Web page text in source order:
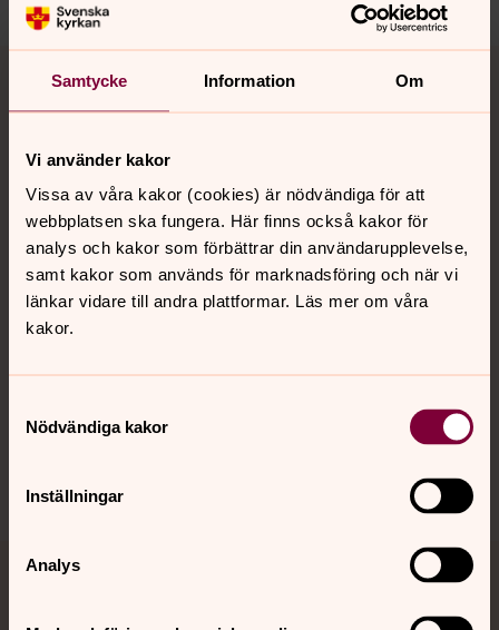
Samtycke Information Om
Vi använder kakor
Vissa av våra kakor (cookies) är nödvändiga för att
webbplatsen ska fungera. Här finns också kakor för
analys och kakor som förbättrar din användarupplevelse,
samt kakor som används för marknadsföring och när vi
länkar vidare till andra plattformar. Läs mer om våra
kakor.
Nödvändiga kakor
Inställningar
Analys
Tillbaka till toppen
Tillbaka till innehållet
Kontakt
Kalender
Hitta snabbt
Sociala kanaler